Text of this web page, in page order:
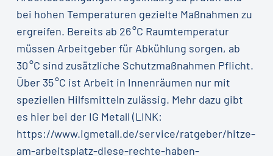
bei hohen Temperaturen gezielte Maßnahmen zu
ergreifen. Bereits ab 26 °C Raumtemperatur
müssen Arbeitgeber für Abkühlung sorgen, ab
30 °C sind zusätzliche Schutzmaßnahmen Pflicht.
Über 35 °C ist Arbeit in Innenräumen nur mit
speziellen Hilfsmitteln zulässig. Mehr dazu gibt
es hier bei der IG Metall (LINK:
https://www.igmetall.de/service/ratgeber/hitze-
am-arbeitsplatz-diese-rechte-haben-